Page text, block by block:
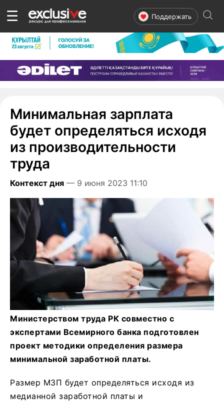
☰ Поддержать
Минимальная зарплата
будет определяться исходя
из производительности
труда
Контекст дня — 9 июня 2023 11:10
Министерством труда РК совместно с
экспертами Всемирного банка подготовлен
проект методики определения размера
минимальной заработной платы.
Размер МЗП будет определяться исходя из
медианной заработной платы и